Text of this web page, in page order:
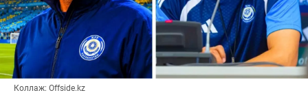
Коллаж: Offside.kz